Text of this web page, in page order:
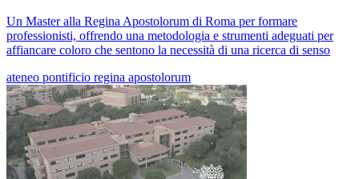
Un Master alla Regina Apostolorum di Roma per formare
professionisti, offrendo una metodologia e strumenti adeguati per
affiancare coloro che sentono la necessità di una ricerca di senso
ateneo pontificio regina apostolorum